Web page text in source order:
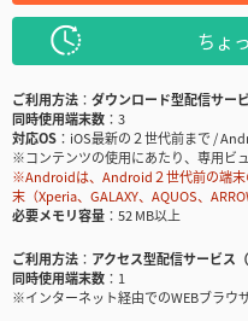
ちょ
ご利用方法
ダウンロード型配信サー
同時使用端末数
3
対応OS
iOS最新の２世代前まで /
※コンテンツの使用にあたり、専用ビ
※Androidは、Android２世代前の端末
末（Xperia、GALAXY、AQUOS、
必要メモリ容量
52 MB以上
ご利用方法
アクセス型配信サービス（
同時使用端末数
1
※インターネット経由でのWEBブラウ